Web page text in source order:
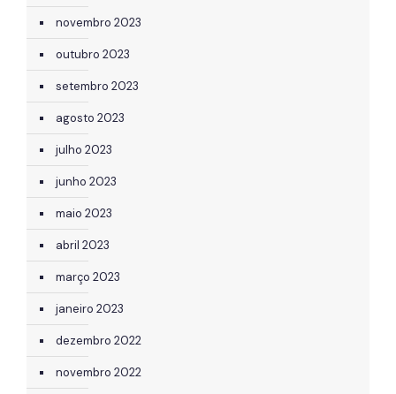
novembro 2023
outubro 2023
setembro 2023
agosto 2023
julho 2023
junho 2023
maio 2023
abril 2023
março 2023
janeiro 2023
dezembro 2022
novembro 2022